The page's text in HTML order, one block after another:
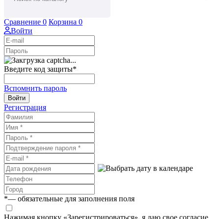
Сравнение 0 Корзина 0
Войти
Введите код защиты*
Вспомнить пароль
Войти
Регистрация
*— обязательные для заполнения поля
Нажимая кнопку «Зарегистрироваться», я даю свое согласие